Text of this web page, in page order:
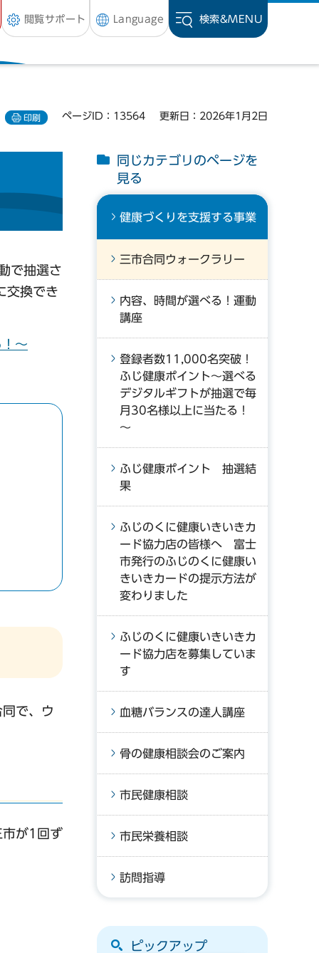
閲覧サポート Language 検索&MENU
印刷 ページID：13564 更新日：2026年1月2日
で抽選さ
交換でき
～
で、ウ
市が1回ず
同じカテゴリのページを
見る
健康づくりを支援する事業
三市合同ウォークラリー
内容、時間が選べる！運動
講座
登録者数11,000名突破！
ふじ健康ポイント～選べる
デジタルギフトが抽選で毎
月30名様以上に当たる！
～
ふじ健康ポイント 抽選結
果
ふじのくに健康いきいきカ
ード協力店の皆様へ 富士
市発行のふじのくに健康い
きいきカードの提示方法が
変わりました
ふじのくに健康いきいきカ
ード協力店を募集していま
す
血糖バランスの達人講座
骨の健康相談会のご案内
市民健康相談
市民栄養相談
訪問指導
ピックアップ